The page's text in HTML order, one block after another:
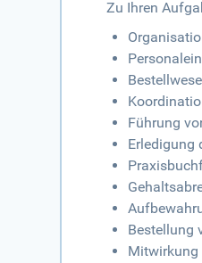
Zu Ihren
Führung
Erledigung
Bestellung
Mitwirkung